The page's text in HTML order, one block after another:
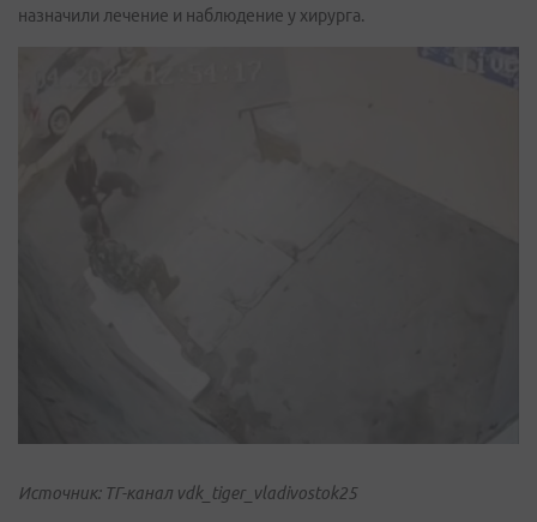
назначили лечение и наблюдение у хирурга.
Источник: ТГ-канал vdk_tiger_vladivostok25